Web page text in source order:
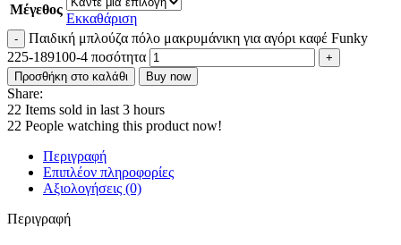
Μέγεθος
Εκκαθάριση
Παιδική μπλούζα πόλο μακρυμάνικη για αγόρι καφέ Funky
225-189100-4 ποσότητα
Προσθήκη στο καλάθι Buy now
Share:
22 Items sold in last 3 hours
22 People watching this product now!
Περιγραφή
Επιπλέον πληροφορίες
Αξιολογήσεις (0)
Περιγραφή